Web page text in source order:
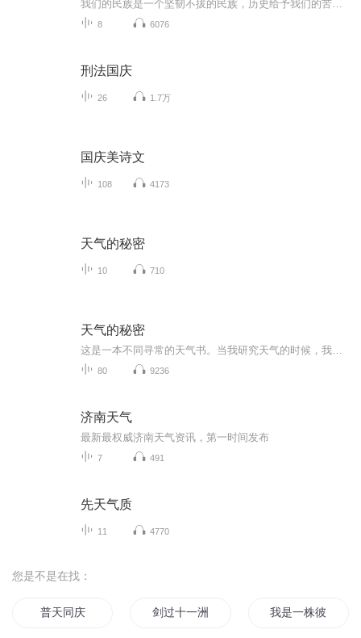
8 6076
刑法国庆
26 1.7万
国庆美诗文
108 4173
天气的秘密
10 710
天气的秘密
80 9236
济南天气
最新最权威济南天气资讯，第一时间发布
7 491
先天气质
11 4770
您是不是在找：
普天同庆 剑过十一洲 我是一株彼岸花